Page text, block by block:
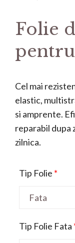
Folie
Cel mai
elastic,
si amprente.
reparabil dupa
zilnica.
Tip Folie *
Tip Folie Fata